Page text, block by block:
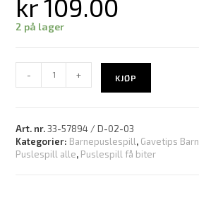
kr109.00
2 på lager
- + KJØP
Art. nr.33-57894 / D-02-03
Kategorier: Barnepuslespill, Gavetips Barn
Puslespill alle, Puslespill få biter